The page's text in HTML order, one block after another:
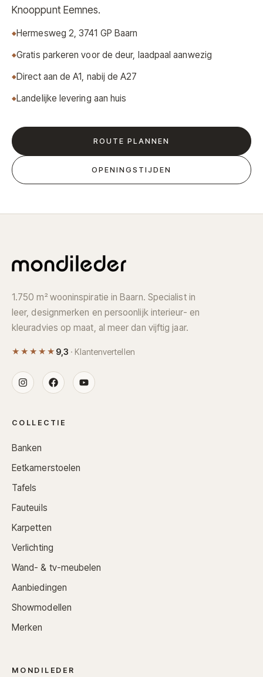
Knooppunt Eemnes.
Hermesweg 2, 3741 GP Baarn
Gratis parkeren voor de deur, laadpaal aanwezig
Direct aan de A1, nabij de A27
Landelijke levering aan huis
ROUTE PLANNEN
OPENINGSTIJDEN
1.750 m² wooninspiratie in Baarn. Specialist in
leer, designmerken en persoonlijk interieur- en
kleuradvies op maat, al meer dan vijftig jaar.
★★★★★ 9,3 · Klantenvertellen
COLLECTIE
Banken
Eetkamerstoelen
Tafels
Fauteuils
Karpetten
Verlichting
Wand- & tv-meubelen
Aanbiedingen
Showmodellen
Merken
MONDILEDER